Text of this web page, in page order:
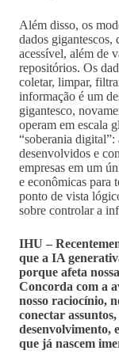
Além disso, os
dados gigantescos,
acessível, além de
repositórios. Os
coletar, limpar,
informação é um
gigantesco,
operam em escala
“soberania
desenvolvidos e
empresas em um
e econômicas para
ponto de vista
sobre controlar a
IHU –
que a IA
porque afeta
Concorda com a
nosso raciocínio,
conectar
desenvolvimento,
que já nascem